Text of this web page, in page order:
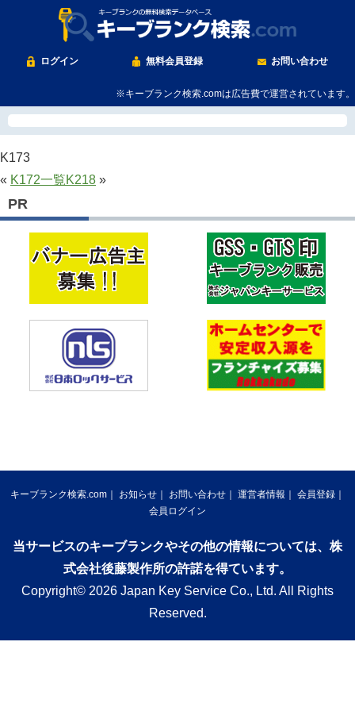
ログイン 無料会員登録 お問い合わせ
※キーブランク検索.comは広告費で運営されています。
K173
« K172一覧K218 »
PR
キーブランク検索.com お知らせ お問い合わせ 運営者情報
会員登録
会員ログイン
当サービスのキーブランクやその他の情報については、株
式会社後藤製作所の許諾を得ています。
Copyright© 2026 Japan Key Service Co., Ltd. All Rights
Reserved.